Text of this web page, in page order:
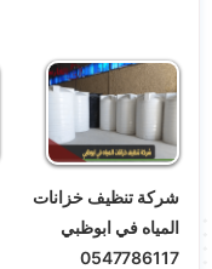
شركة تنظيف خزانات
المياه في ابوظبي
0547786117